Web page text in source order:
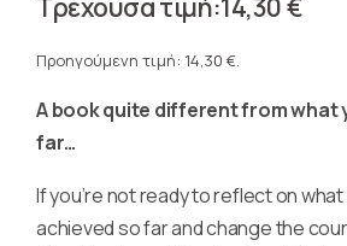
price
15,90 €.
14,30€
τρέχουσα
είναι:
14,30 €.
Προηγούμενη τιμή: 14,30 €.
A book quite different from what
far…
If you’re not ready to reflect on
achieved so far and change the